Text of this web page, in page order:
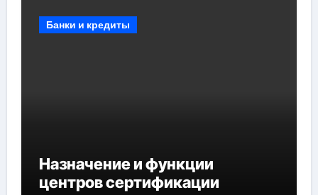
Банки и кредиты
Назначение и функции
центров сертификации